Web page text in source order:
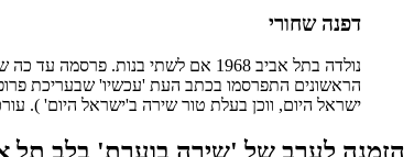
דפנה שחורי
נולדה בתל אביב 1968 אם לשתי
הראשונים התפרסמו בכתב העת 'עכשיו' שבעריכת
ישראל היום, ווכן בעלת טור שירה ב'ישראל היום' ).